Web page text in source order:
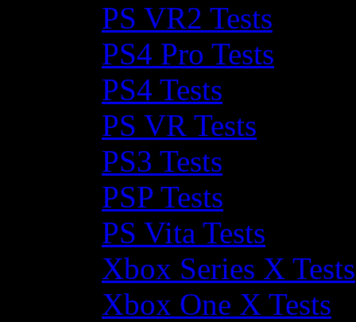
PS VR2 Tests
PS4 Pro Tests
PS4 Tests
PS VR Tests
PS3 Tests
PSP Tests
PS Vita Tests
Xbox Series X Tests
Xbox One X Tests